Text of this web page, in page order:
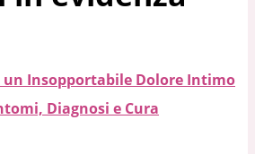
un Insopportabile Dolore Intimo
Diagnosi e Cura